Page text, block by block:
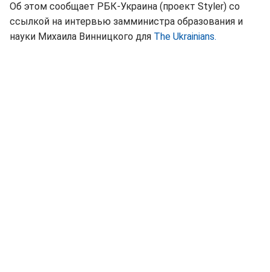
Об этом сообщает РБК-Украина (проект Styler) со
ссылкой на интервью замминистра образования и
науки Михаила Винницкого для The Ukrainians.